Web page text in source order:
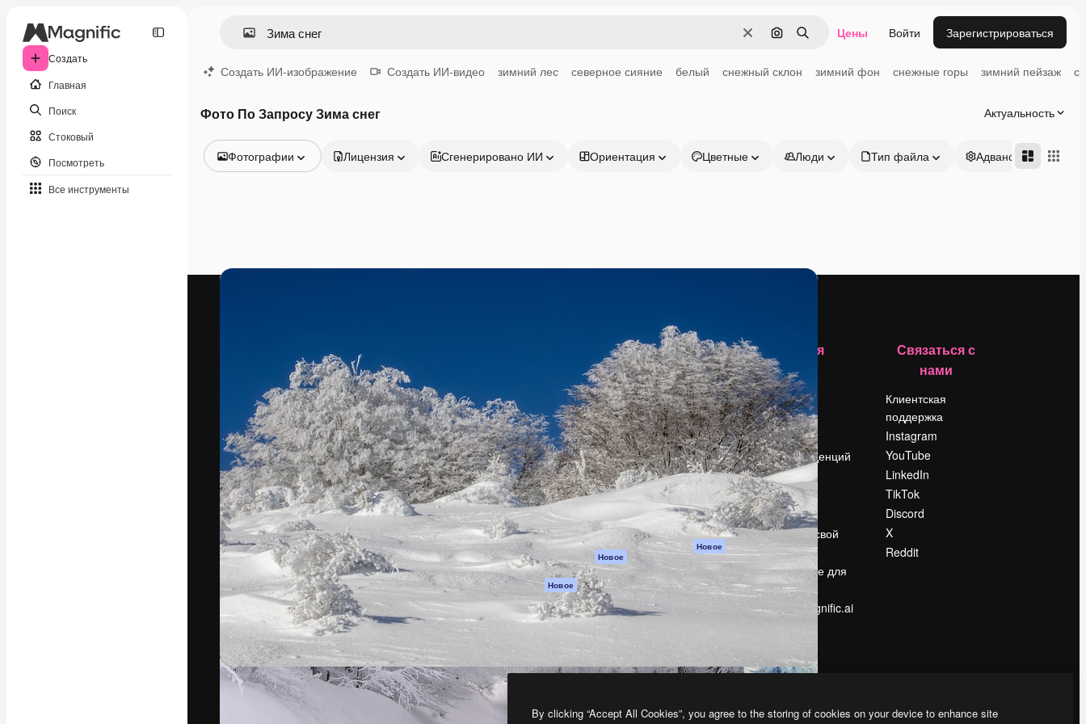
Создать
Главная
Поиск
Стоковый
Посмотреть
Все инструменты
ОчиститьПоиск по изображению
Поиск Цены Войти Зарегистрироваться
Создать ИИ-изображение Создать ИИ-видео зимний лес северное сияние белый снежный склон зимний фон снежные горы зимний пейзаж
Фото По Запросу Зима снег Актуальность
Фотографии
Видео
Лицензия Сгенерировано ИИ Ориентация Цветные Люди Тип файла Адвансд
Креативная платформа для создания
ваших лучших работ. Более 1 миллиона
подписчиков среди креаторов,
предприятий, агентств и студий.
Pусский
ИИ-помощник
Генератор
изображений ИИ
Генератор видео
ИИ
Генератор голоса
на основе ИИ
Стоковый контент
MCP для
Claude/ChatGPT
Новое
Агенты Новое
API
Мобильное
приложение
Все инструменты
Magnific
Начать
Academy
Документация по
Пакету ИИ
Служба
поддержки
Условия и
положения
Политика
конфиденциальности
Оригиналы Новое
Политика файлов
cookie
Центр доверия
Компания
Цены
О нас
Reviews
Вакансии
Поиск тенденций
Блог
События
Slidesgo
Продайте свой
контент
Помещение для
прессы
Ищете magnific.ai
Связаться с
нами
Клиентская
поддержка
Instagram
YouTube
LinkedIn
TikTok
Discord
X
Reddit
By clicking “Accept All Cookies”, you agree to the storing of cookies on your device to enhance site